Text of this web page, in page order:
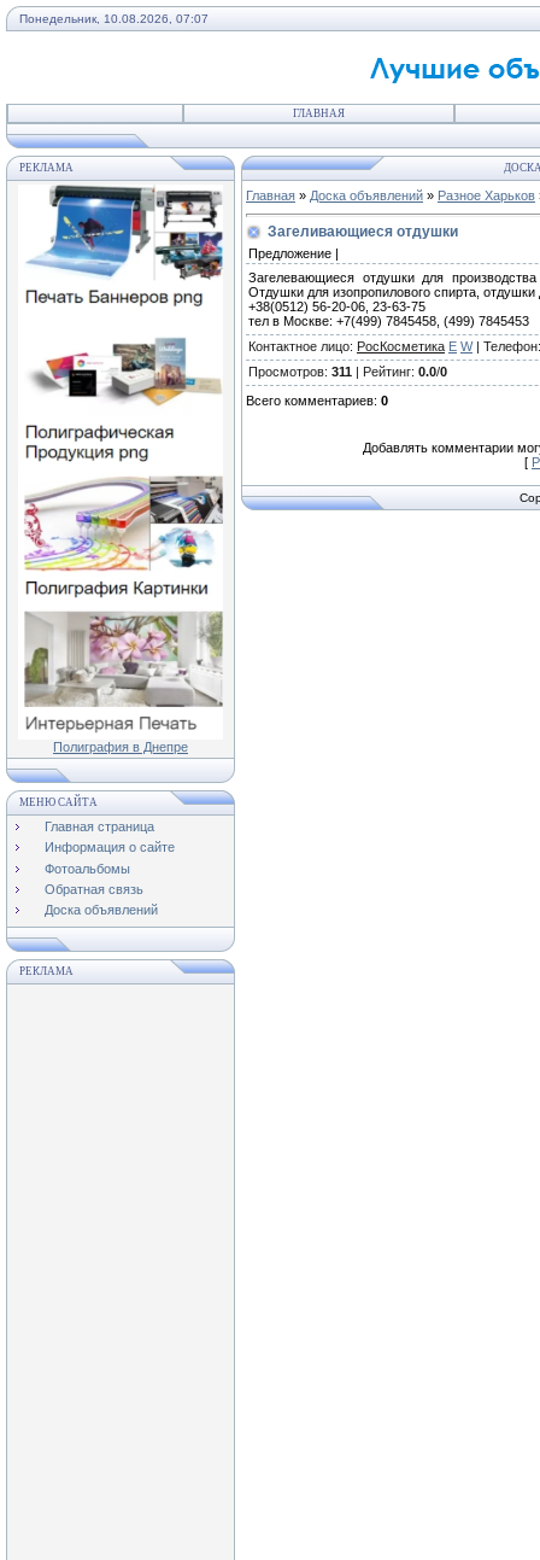
Понедельник, 10.08.2026, 07:07
ГЛАВНАЯ
РЕКЛАМА
Полиграфия в Днепре
МЕНЮ САЙТА
Главная страница
Информация о сайте
Фотоальбомы
Обратная связь
Доска объявлений
РЕКЛАМА
Главная » Доска объявлений » Разное Харьков
Загеливающиеся отдушки
Предложение |
Загелевающиеся отдушки для
Отдушки для изопропилового спирта,
+38(0512) 56-20-06, 23-63-75
тел в Москве: +7(499) 7845458, (499) 7845453
Контактное лицо: РосКосметика E W| Телефон
Просмотров: 311 | Рейтинг: 0.0/0
Всего комментариев: 0
Добавлять комментарии
[